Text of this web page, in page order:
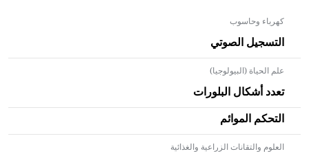
كهرباء وحاسوب
التسجيل الصوتي
علم الحياة (البيولوجيا)
تعدد أشكال البلورات
التحكم الموائم
العلوم والتقانات الزراعية والغذائية
- هل تعلم أن الأبلق نوع من الفنون الهندسية التي ارتبطت